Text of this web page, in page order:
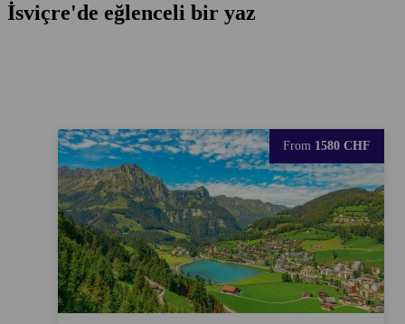
İsviçre'de eğlenceli bir yaz
From 1580 CHF